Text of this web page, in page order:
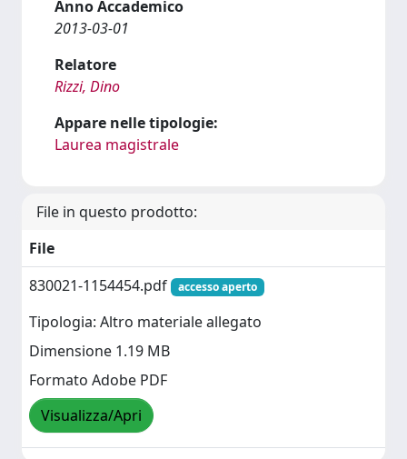
Anno Accademico
2013-03-01
Relatore
Rizzi, Dino
Appare nelle tipologie:
Laurea magistrale
File in questo prodotto:
File
830021-1154454.pdf
accesso aperto
Tipologia: Altro materiale allegato
Dimensione 1.19 MB
Formato Adobe PDF
Visualizza/Apri